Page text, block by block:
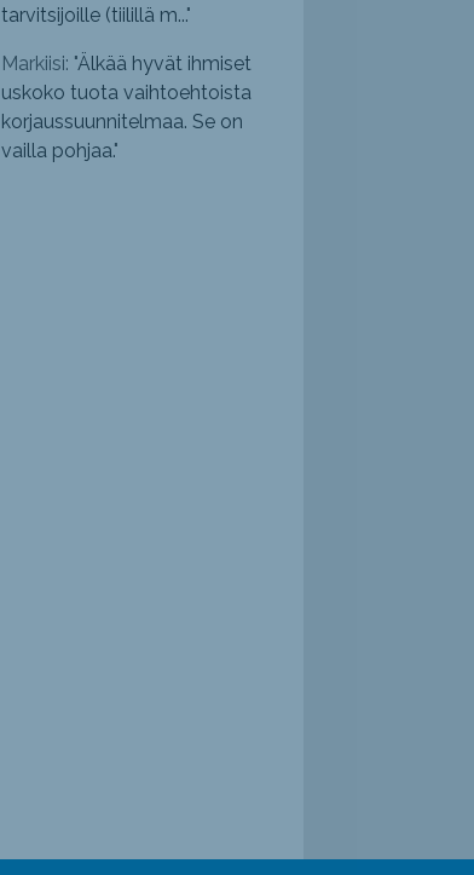
tarvitsijoille (tiilillä m..."
Markiisi: "Älkää hyvät ihmiset
uskoko tuota vaihtoehtoista
korjaussuunnitelmaa. Se on
vailla pohjaa."